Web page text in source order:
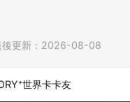
更新： 2026-08-08
世界卡卡友